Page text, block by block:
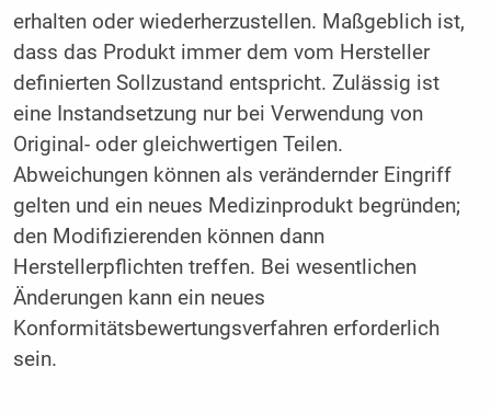
erhalten oder wiederherzustellen. Maßgeblich ist,
dass das Produkt immer dem vom Hersteller
definierten Sollzustand entspricht. Zulässig ist
eine Instandsetzung nur bei Verwendung von
Original- oder gleichwertigen Teilen.
Abweichungen können als verändernder Eingriff
gelten und ein neues Medizinprodukt begründen;
den Modifizierenden können dann
Herstellerpflichten treffen. Bei wesentlichen
Änderungen kann ein neues
Konformitätsbewertungsverfahren erforderlich
sein.